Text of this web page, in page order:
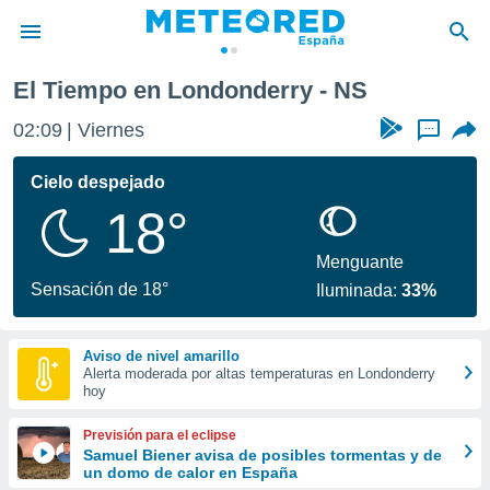
de
por
se
calidad.
a este
las
y
forma
digital
basada
El Tiempo en Londonderry - NS
02:09 Viernes ...
Cielo despejado
18°
Sensación de 18°
Menguante
Iluminada:33%
Aviso de nivel amarillo
Alerta moderada por altas temperaturas en Londonderry
hoy
Previsión para el eclipse
Samuel Biener avisa de posibles tormentas y de
un domo de calor en España